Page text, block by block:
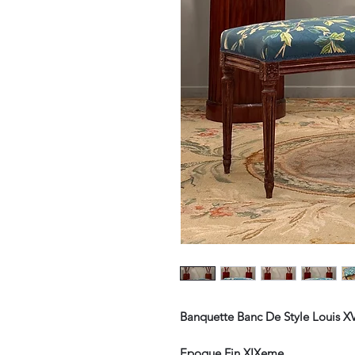
Banquette Banc De Style Louis